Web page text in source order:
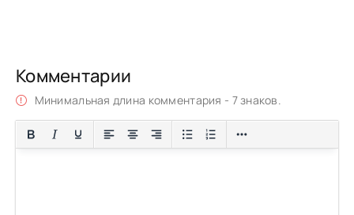
Комментарии
Минимальная длина комментария - 7 знаков.